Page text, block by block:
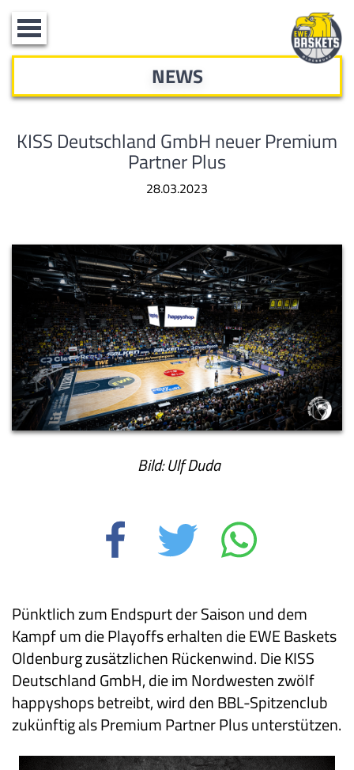
Toggle
navigation
NEWS
KISS Deutschland GmbH neuer Premium
Partner Plus
28.03.2023
Bild: Ulf Duda
Pünktlich zum Endspurt der Saison und dem
Kampf um die Playoffs erhalten die EWE Baskets
Oldenburg zusätzlichen Rückenwind. Die KISS
Deutschland GmbH, die im Nordwesten zwölf
happyshops betreibt, wird den BBL-Spitzenclub
zukünftig als Premium Partner Plus unterstützen.